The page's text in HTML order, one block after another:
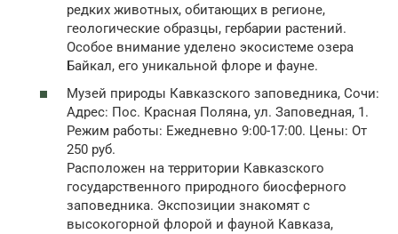
редких животных, обитающих в регионе,
геологические образцы, гербарии растений.
Особое внимание уделено экосистеме озера
Байкал, его уникальной флоре и фауне.
Музей природы Кавказского заповедника, Сочи:
Адрес: Пос. Красная Поляна, ул. Заповедная, 1.
Режим работы: Ежедневно 9:00-17:00. Цены: От
250 руб.
Расположен на территории Кавказского
государственного природного биосферного
заповедника. Экспозиции знакомят с
высокогорной флорой и фауной Кавказа,